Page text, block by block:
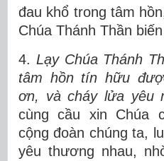
đau khổ trong tâm
Chúa Thánh Thần
4. Lạy Chúa Thánh
tâm hồn tín hữu
ơn, và cháy lửa yêu
cùng cầu xin Chúa
cộng đoàn chúng ta,
yêu thương nhau,